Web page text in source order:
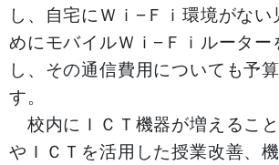
し、自宅にＷｉ−Ｆｉ環境がな
めにモバイルＷｉ−Ｆｉルーター
し、その通信費用についても予
す。
校内にＩＣＴ機器が増えるこ
やＩＣＴを活用した授業改善、